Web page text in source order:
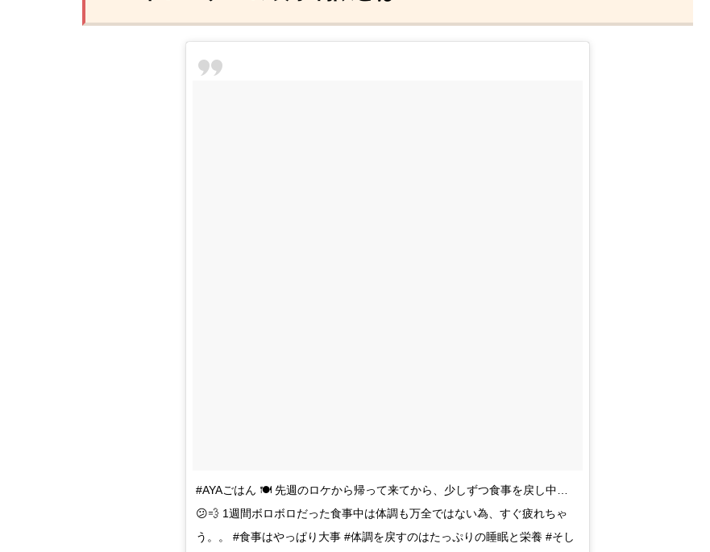
#AYAごはん 🍽 先週のロケから帰って来てから、少しずつ食事を戻し中…
😕💨 1週間ボロボロだった食事中は体調も万全ではない為、すぐ疲れちゃ
う。。 #食事はやっぱり大事 #体調を戻すのはたっぷりの睡眠と栄養 #そし